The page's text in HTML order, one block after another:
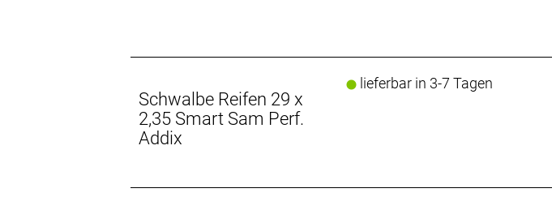
Schwalbe Reifen 29 x
2,35 Smart Sam Perf.
Addix
lieferbar in 3-7 Tagen